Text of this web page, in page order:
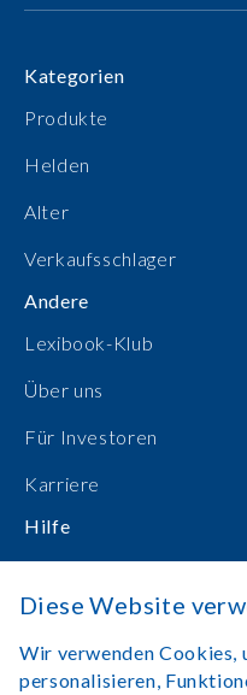
Kategorien
Produkte
Helden
Alter
Verkaufsschlager
Andere
Lexibook-Klub
Über uns
Für Investoren
Karriere
Hilfe
Bedienungsanleitungen
Online einkaufen
Kontakt
Diese Website
Wir verwenden Cookies,
personalisieren,